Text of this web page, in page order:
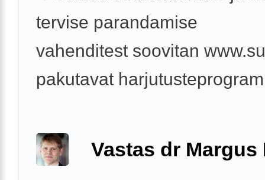
tervise parandamise
vahenditest soovitan
pakutavat
Vastas dr Margus